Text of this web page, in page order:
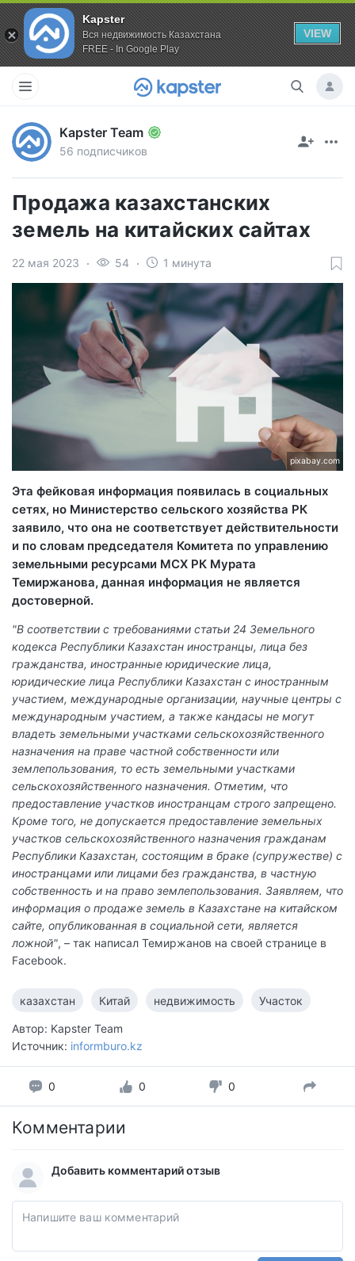
Kapster
Вся недвижимость Казахстана
FREE - In Google Play
VIEW
Kapster Team
56 подписчиков
Продажа казахстанских
земель на китайских сайтах
22 мая 2023 54 1 минута
pixabay.com
Эта фейковая информация появилась в социальных
сетях, но Министерство сельского хозяйства РК
заявило, что она не соответствует действительности
и по словам председателя Комитета по управлению
земельными ресурсами МСХ РК Мурата
Темиржанова, данная информация не является
достоверной.
"В соответствии с требованиями статьи 24 Земельного
кодекса Республики Казахстан иностранцы, лица без
гражданства, иностранные юридические лица,
юридические лица Республики Казахстан с иностранным
участием, международные организации, научные центры с
международным участием, а также кандасы не могут
владеть земельными участками сельскохозяйственного
назначения на праве частной собственности или
землепользования, то есть земельными участками
сельскохозяйственного назначения. Отметим, что
предоставление участков иностранцам строго запрещено.
Кроме того, не допускается предоставление земельных
участков сельскохозяйственного назначения гражданам
Республики Казахстан, состоящим в браке (супружестве) с
иностранцами или лицами без гражданства, в частную
собственность и на право землепользования. Заявляем, что
информация о продаже земель в Казахстане на китайском
сайте, опубликованная в социальной сети, является
ложной", – так написал Темиржанов на своей странице в
Facebook.
казахстан Китай недвижимость Участок
Автор: Kapster Team
Источник: informburo.kz
0 0 0
Комментарии
Добавить комментарий отзыв